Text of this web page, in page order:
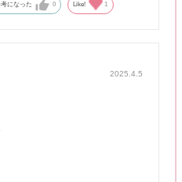
になった 0 Like! 1
2025.4.5